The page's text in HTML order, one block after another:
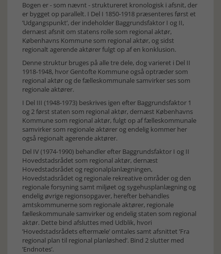
Bogen er - som nævnt - struktureret kronologisk i afsnit, der
er bygget op parallelt. I Del I 1850-1918 præsenteres først et
’Udgangspunkt’, der indeholder Baggrundsfaktor I og II,
dernæst afsnit om statens rolle som regional aktør,
Københavns Kommune som regional aktør, og sidst
regionalt agerende aktører fulgt op af en konklusion.
Denne struktur bruges på alle tre dele, dog varieret i Del II
1918-1948, hvor Gentofte Kommune også optræder som
regional aktør og de fælleskommunale samvirker ses som
regionale aktører.
I Del III (1948-1973) beskrives igen efter Baggrundsfaktor 1
og 2 først staten som regional aktør, dernæst Københavns
Kommune som regional aktør, fulgt op af fælleskommunale
samvirker som regionale aktører og endelig kommer her
også regionalt agerende aktører.
Del IV (1974-1990) behandler efter Baggrundsfaktor I og II
Hovedstadsrådet som regional aktør, dernæst
Hovedstadsrådet og regionalplanlægningen,
Hovedstadsrådet og regionale rekreative områder og den
regionale forsyning samt miljøet og sygehusplanlægning og
endelig øvrige regionsopgaver, herefter behandles
amtskommunerne som regionale aktører, regionale
fælleskommunale samvirker og endelig staten som regional
aktør. Dette bind afsluttes med Udblik, hvori
’Hovedstadsrådets eftermæle’ omtales samt afsnittet ’Fra
regional plan til regional planløshed’. Bind 2 slutter med
’Endnotes’.